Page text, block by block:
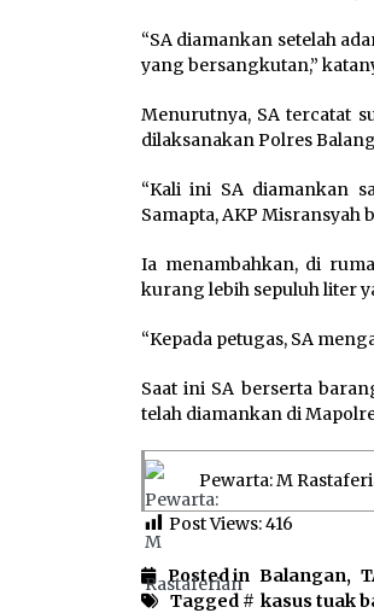
“SA diamankan setelah
yang bersangkutan,”
Menurutnya, SA tercatat
dilaksanakan Polres
“Kali ini SA diamankan
Samapta, AKP Misransyah
Ia menambahkan, di
kurang lebih sepuluh liter
“Kepada petugas, SA
Saat ini SA berserta
telah diamankan di
Pewarta: M
Post Views:416
Posted in Balangan,
Tagged # kasus tuak